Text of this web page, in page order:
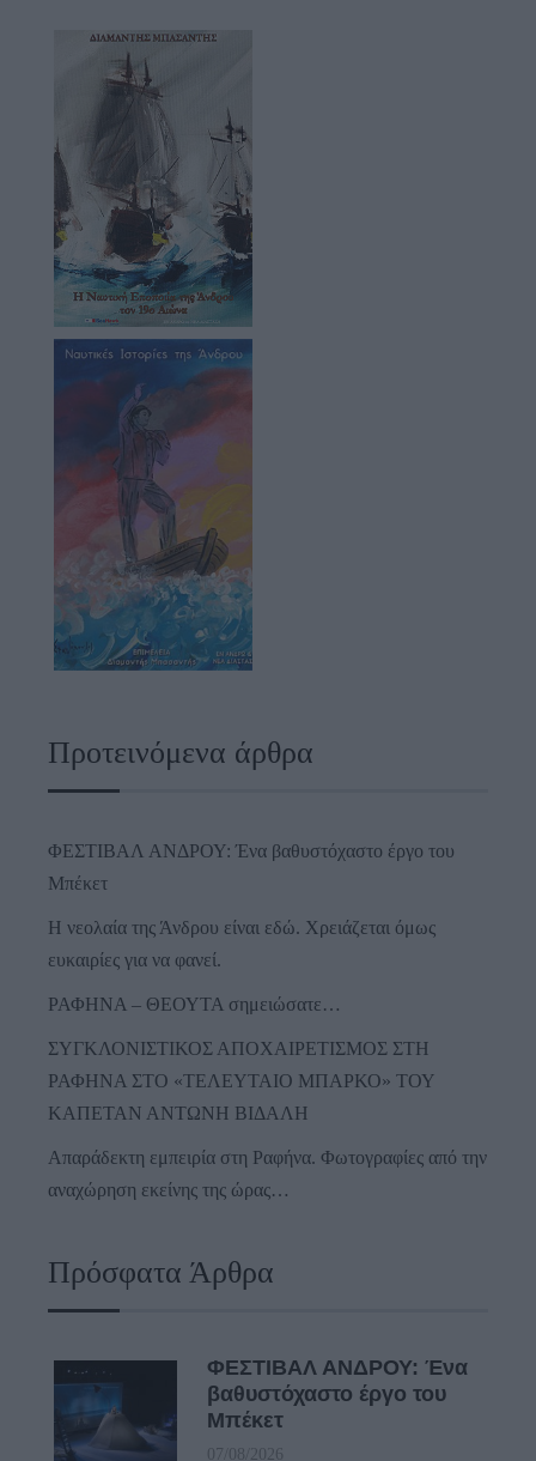
Προτεινόμενα άρθρα
ΦΕΣΤΙΒΑΛ ΑΝΔΡΟΥ: Ένα βαθυστόχαστο έργο του
Μπέκετ
Η νεολαία της Άνδρου είναι εδώ. Χρειάζεται όμως
ευκαιρίες για να φανεί.
ΡΑΦΗΝΑ – ΘΕΟΥΤΑ σημειώσατε…
ΣΥΓΚΛΟΝΙΣΤΙΚΟΣ ΑΠΟΧΑΙΡΕΤΙΣΜΟΣ ΣΤΗ
ΡΑΦΗΝΑ ΣΤΟ «ΤΕΛΕΥΤΑΙΟ ΜΠΑΡΚΟ» ΤΟΥ
ΚΑΠΕΤΑΝ ΑΝΤΩΝΗ ΒΙΔΑΛΗ
Απαράδεκτη εμπειρία στη Ραφήνα. Φωτογραφίες από την
αναχώρηση εκείνης της ώρας…
Πρόσφατα Άρθρα
ΦΕΣΤΙΒΑΛ ΑΝΔΡΟΥ: Ένα
βαθυστόχαστο έργο του
Μπέκετ
07/08/2026